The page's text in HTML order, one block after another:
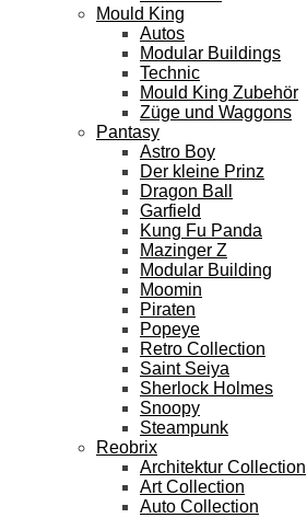
Mould King
Autos
Modular Buildings
Technic
Mould King Zubehör
Züge und Waggons
Pantasy
Astro Boy
Der kleine Prinz
Dragon Ball
Garfield
Kung Fu Panda
Mazinger Z
Modular Building
Moomin
Piraten
Popeye
Retro Collection
Saint Seiya
Sherlock Holmes
Snoopy
Steampunk
Reobrix
Architektur Collection
Art Collection
Auto Collection